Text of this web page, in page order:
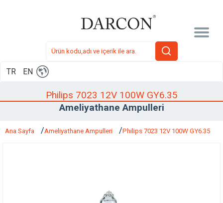
TR EN
Philips 7023 12V 100W GY6.35
Ameliyathane Ampulleri
Ana Sayfa Ameliyathane Ampulleri Philips 7023 12V 100W GY6.35